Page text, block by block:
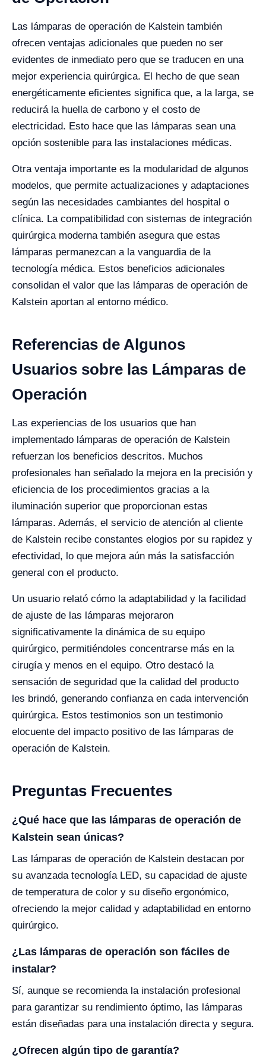
Las lámparas de operación de Kalstein también
ofrecen ventajas adicionales que pueden no ser
evidentes de inmediato pero que se traducen en una
mejor experiencia quirúrgica. El hecho de que sean
energéticamente eficientes significa que, a la larga, se
reducirá la huella de carbono y el costo de
electricidad. Esto hace que las lámparas sean una
opción sostenible para las instalaciones médicas.
Otra ventaja importante es la modularidad de algunos
modelos, que permite actualizaciones y adaptaciones
según las necesidades cambiantes del hospital o
clínica. La compatibilidad con sistemas de integración
quirúrgica moderna también asegura que estas
lámparas permanezcan a la vanguardia de la
tecnología médica. Estos beneficios adicionales
consolidan el valor que las lámparas de operación de
Kalstein aportan al entorno médico.
Referencias de Algunos
Usuarios sobre las Lámparas de
Operación
Las experiencias de los usuarios que han
implementado lámparas de operación de Kalstein
refuerzan los beneficios descritos. Muchos
profesionales han señalado la mejora en la precisión y
eficiencia de los procedimientos gracias a la
iluminación superior que proporcionan estas
lámparas. Además, el servicio de atención al cliente
de Kalstein recibe constantes elogios por su rapidez y
efectividad, lo que mejora aún más la satisfacción
general con el producto.
Un usuario relató cómo la adaptabilidad y la facilidad
de ajuste de las lámparas mejoraron
significativamente la dinámica de su equipo
quirúrgico, permitiéndoles concentrarse más en la
cirugía y menos en el equipo. Otro destacó la
sensación de seguridad que la calidad del producto
les brindó, generando confianza en cada intervención
quirúrgica. Estos testimonios son un testimonio
elocuente del impacto positivo de las lámparas de
operación de Kalstein.
Preguntas Frecuentes
¿Qué hace que las lámparas de operación de
Kalstein sean únicas?
Las lámparas de operación de Kalstein destacan por
su avanzada tecnología LED, su capacidad de ajuste
de temperatura de color y su diseño ergonómico,
ofreciendo la mejor calidad y adaptabilidad en entorno
quirúrgico.
¿Las lámparas de operación son fáciles de
instalar?
Sí, aunque se recomienda la instalación profesional
para garantizar su rendimiento óptimo, las lámparas
están diseñadas para una instalación directa y segura.
¿Ofrecen algún tipo de garantía?